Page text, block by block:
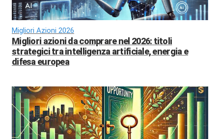
Migliori Azioni 2026
Migliori azioni da comprare nel 2026: titoli
strategici tra intelligenza artificiale, energia e
difesa europea